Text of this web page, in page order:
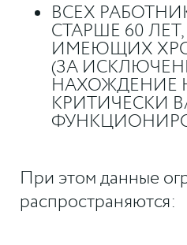
ВСЕХ
СТАРШЕ 60
ИМЕЮЩИХ
(ЗА
НАХОЖДЕНИЕ
КРИТИЧЕСКИ
При этом данные
распространяются: